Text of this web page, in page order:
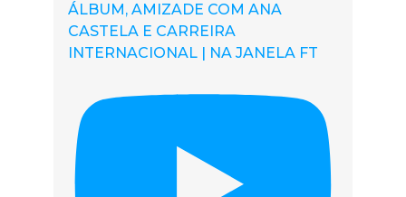
ÁLBUM, AMIZADE COM ANA
CASTELA E CARREIRA
INTERNACIONAL | NA JANELA FT